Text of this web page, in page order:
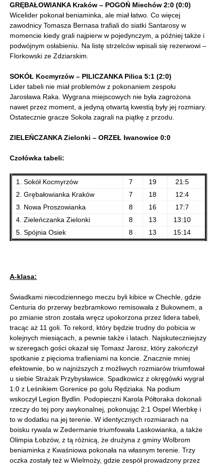
GRĘBAŁOWIANKA Kraków – POGOŃ Miechów 2:0 (0:0)
Wicelider pokonał beniaminka, ale miał łatwo. Co więcej
zawodnicy Tomasza Bernasa trafiali do siatki Santarosy w
momencie kiedy grali najpierw w pojedynczym, a później także i
podwójnym osłabieniu. Na listę strzelców wpisali się rezerwowi –
Florkowski ze Zdziarskim.
SOKÓŁ Kocmyrzów – PILICZANKA Pilica 5:1 (2:0)
Lider tabeli nie miał problemów z pokonaniem zespołu
Jarosława Raka. Wygrana miejscowych nie była zagrożona
nawet przez moment, a jedyną otwartą kwestią były jej rozmiary.
Ostatecznie gracze Sokoła zagrali na piątkę z przodu.
ZIELEŃCZANKA Zielonki – ORZEŁ Iwanowice 0:0
Czołówka tabeli:
1. Sokół Kocmyrzów 7 19
21:5
2. Grębałowianka Kraków
7 18
12:4
3. Nowa Proszowianka
8 16
17:7
4. Zieleńczanka Zielonki
8 13
13:10
5. Spójnia Osiek
8 13 15:14
A-klasa:
Świadkami niecodziennego meczu byli kibice w Chechle, gdzie
Centuria do przerwy bezbramkowo remisowała z Bukownem, a
po zmianie stron została wręcz upokorzona przez lidera tabeli,
tracąc aż 11 goli. To rekord, który będzie trudny do pobicia w
kolejnych miesiącach, a pewnie także i latach. Najskuteczniejszy
w szeregach gości okazał się Tomasz Jarosz, który zakończył
spotkanie z pięcioma trafieniami na koncie. Znacznie mniej
efektownie, bo w najniższych z możliwych rozmiarów triumfował
u siebie Strażak Przybysławice. Spadkowicz z okręgówki wygrał
1:0 z Leśnikiem Gorenice po golu Rędziaka. Na podium
wskoczył Legion Bydlin. Podopieczni Karola Półtoraka dokonali
rzeczy do tej pory awykonalnej, pokonując 2:1 Ospel Wierbkę i
to w dodatku na jej terenie. W identycznych rozmiarach na
boisku rywala w Zedermanie triumfowała Laskowianka, a także
Olimpia Łobzów, z tą różnicą, że drużyna z gminy Wolbrom
beniaminka z Kwaśniowa pokonała na własnym terenie. Trzy
oczka zostały też w Wielmoży, gdzie zespół prowadzony przez